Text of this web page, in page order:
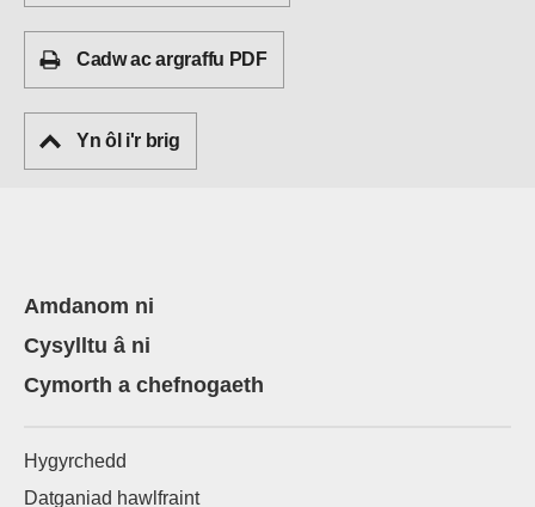
Cadw ac argraffu PDF
Yn ôl i'r brig
Amdanom ni
Cysylltu â ni
Cymorth a chefnogaeth
Hygyrchedd
Datganiad hawlfraint